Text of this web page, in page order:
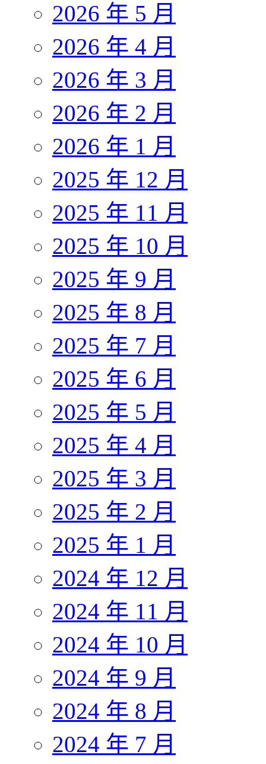
2026 年 5 月
2026 年 4 月
2026 年 3 月
2026 年 2 月
2026 年 1 月
2025 年 12 月
2025 年 11 月
2025 年 10 月
2025 年 9 月
2025 年 8 月
2025 年 7 月
2025 年 6 月
2025 年 5 月
2025 年 4 月
2025 年 3 月
2025 年 2 月
2025 年 1 月
2024 年 12 月
2024 年 11 月
2024 年 10 月
2024 年 9 月
2024 年 8 月
2024 年 7 月